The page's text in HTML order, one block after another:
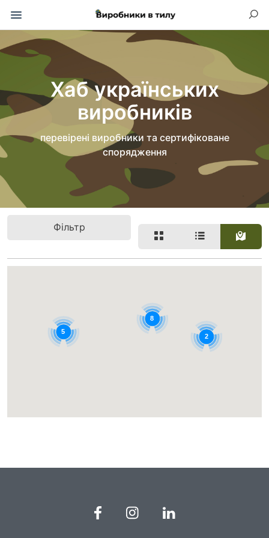
Хаб українських
виробників
перевірені виробники та сертифіковане
спорядження
Фільтр
8
5
2